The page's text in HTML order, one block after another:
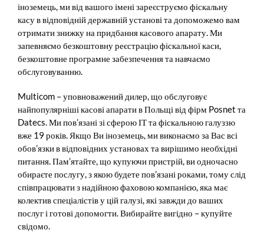
іноземець, ми від вашого імені зареєструємо фіскальну
касу в відповідній державній установі та допоможемо вам
отримати знижку на придбання касового апарату. Ми
запевняємо безкоштовну реєстрацію фіскальної каси,
безкоштовне програмне забезпечення та навчаємо
обслуговуванню.
Multicom – уповноважений дилер, що обслуговує
найпопулярніші касові апарати в Польщі від фірм Posnet та
Datecs. Ми пов’язані зі сферою ІТ та фіскальною галуззю
вже 19 років. Якщо Ви іноземець, ми виконаємо за Вас всі
обов’язки в відповідних установах та вирішимо необхідні
питання. Пам’ятайте, що купуючи пристрій, ви одночасно
обираєте послугу, з якою будете пов’язані роками, тому слід
співпрацювати з надійною фаховою компанією, яка має
колектив спеціалістів у цій галузі, які завжди до ваших
послуг і готові допомогти. Вибирайте вигідно – купуйте
свідомо.